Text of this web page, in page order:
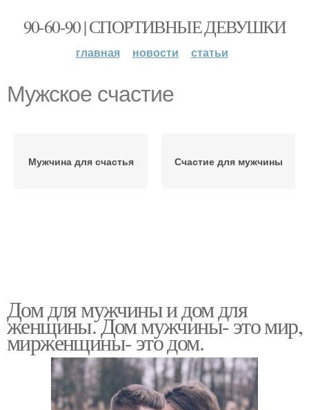
90-60-90 | СПОРТИВНЫЕ ДЕВУШКИ
главная новости статьи
Мужское счастие
Мужчина для счастья Счастие для мужчины
Дом для мужчины и дом для
женщины. Дом мужчины- это мир,
мирженщины- это дом.